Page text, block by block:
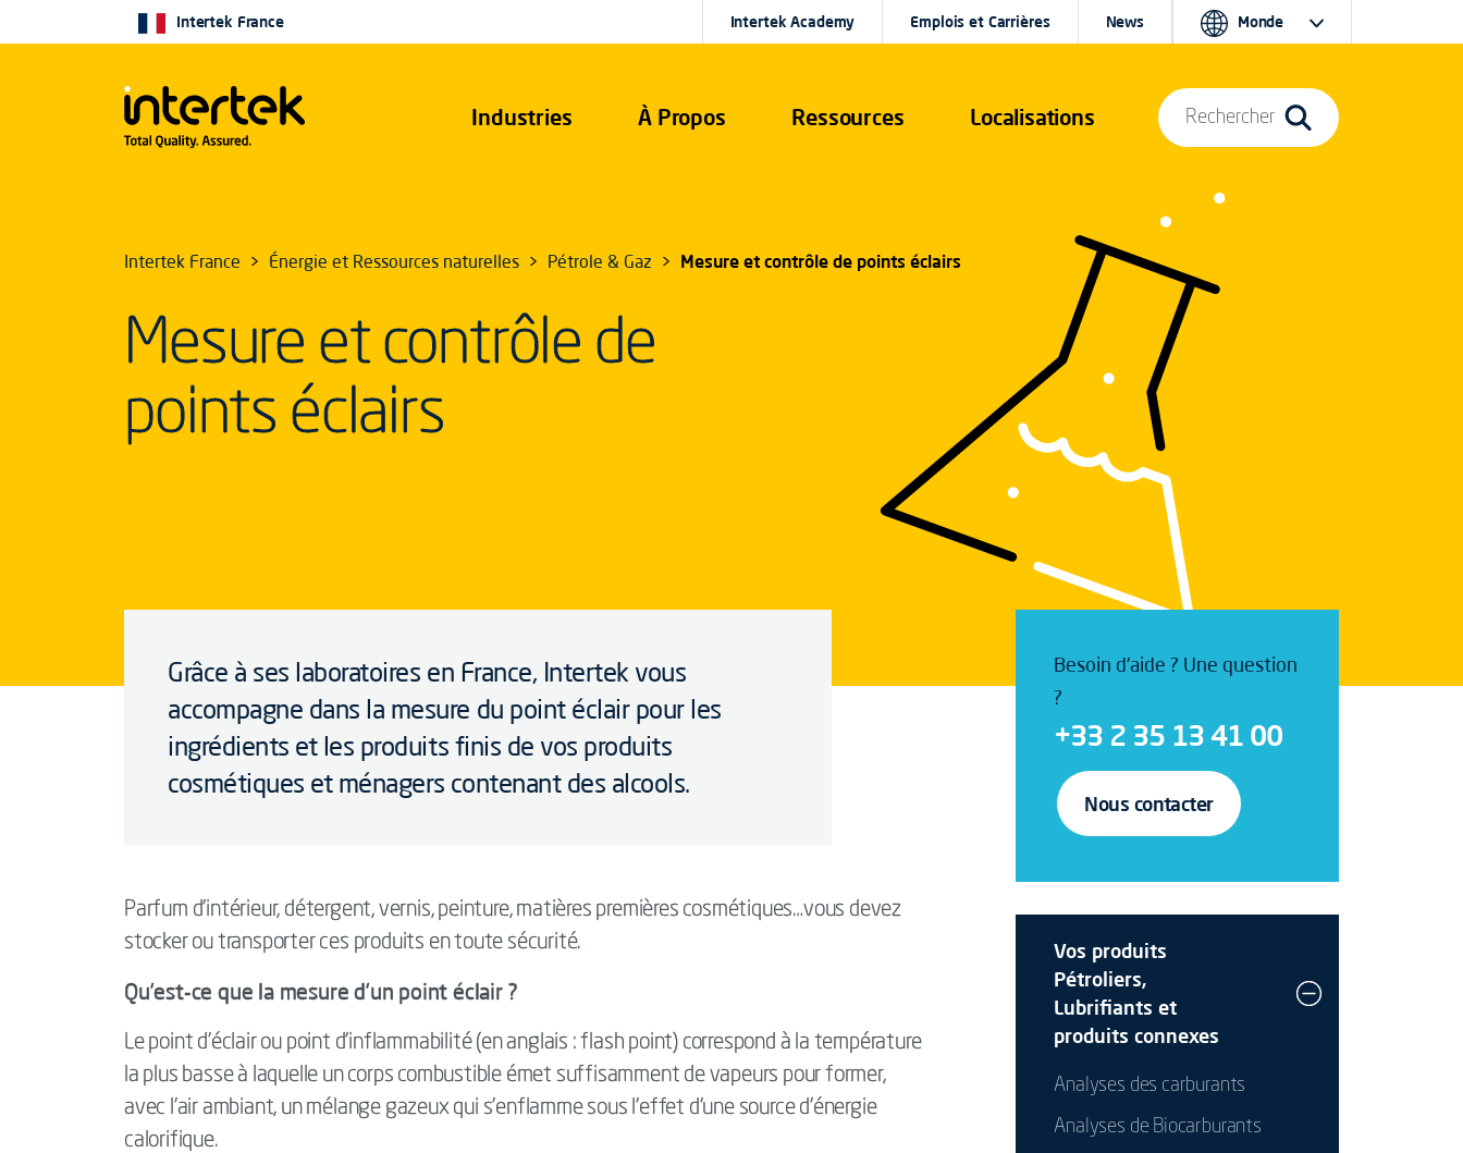
Industries À Propos Ressources Localisations
Intertek France Intertek Academy Emplois et Carrières News Monde
Rechercher
Intertek France Énergie et Ressources naturelles Pétrole & Gaz Mesure et contrôle de points éclairs
Mesure et contrôle de
points éclairs
Grâce à ses laboratoires en France, Intertek vous
accompagne dans la mesure du point éclair pour les
ingrédients et les produits finis de vos produits
cosmétiques et ménagers contenant des alcools.
Parfum d’intérieur, détergent, vernis, peinture, matières premières cosmétiques…vous devez
stocker ou transporter ces produits en toute sécurité.
Qu’est-ce que la mesure d’un point éclair ?
Le point d’éclair ou point d’inflammabilité (en anglais : flash point) correspond à la température
la plus basse à laquelle un corps combustible émet suffisamment de vapeurs pour former,
avec l’air ambiant, un mélange gazeux qui s’enflamme sous l’effet d’une source d’énergie
calorifique.
Besoin d'aide ? Une question
?
+33 2 35 13 41 00
Nous contacter
Vos produits
Pétroliers,
Lubrifiants et
produits connexes
Analyses des carburants
Analyses de Biocarburants